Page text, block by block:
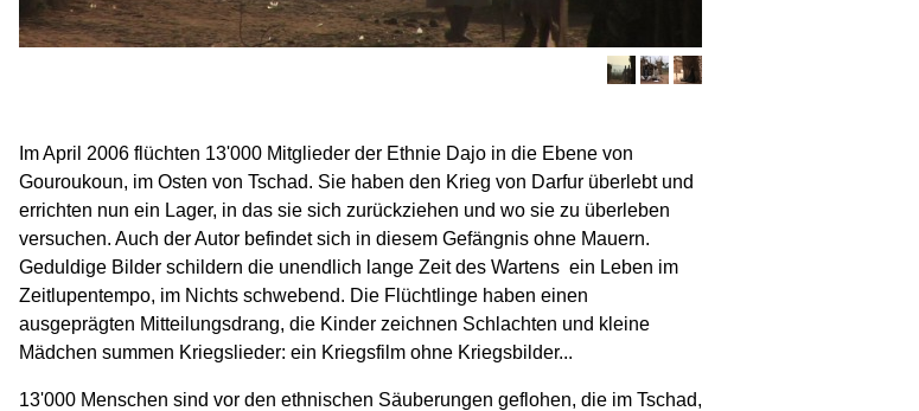
Im April 2006 flüchten 13'000 Mitglieder der Ethnie Dajo in die Ebene von
Gouroukoun, im Osten von Tschad. Sie haben den Krieg von Darfur überlebt und
errichten nun ein Lager, in das sie sich zurückziehen und wo sie zu überleben
versuchen. Auch der Autor befindet sich in diesem Gefängnis ohne Mauern.
Geduldige Bilder schildern die unendlich lange Zeit des Wartens  ein Leben im
Zeitlupentempo, im Nichts schwebend. Die Flüchtlinge haben einen
ausgeprägten Mitteilungsdrang, die Kinder zeichnen Schlachten und kleine
Mädchen summen Kriegslieder: ein Kriegsfilm ohne Kriegsbilder...
13'000 Menschen sind vor den ethnischen Säuberungen geflohen, die im Tschad,